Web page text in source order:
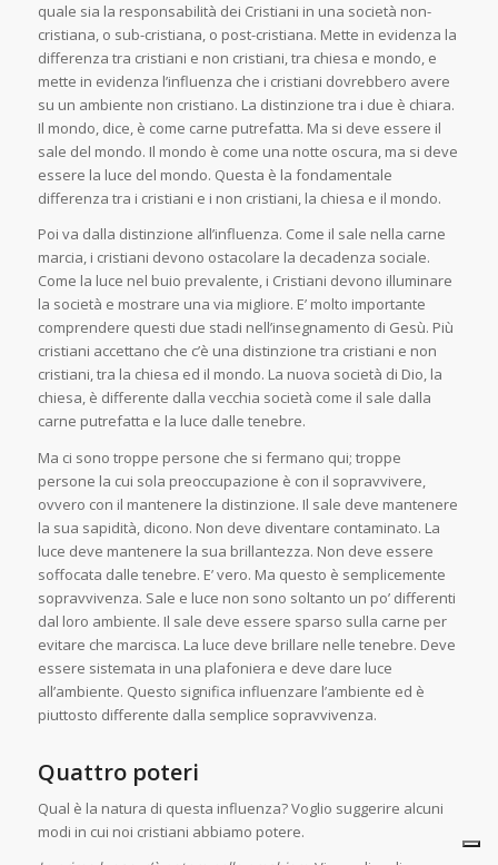
quale sia la responsabilità dei Cristiani in una società non-
cristiana, o sub-cristiana, o post-cristiana. Mette in evidenza la
differenza tra cristiani e non cristiani, tra chiesa e mondo, e
mette in evidenza l’influenza che i cristiani dovrebbero avere
su un ambiente non cristiano. La distinzione tra i due è chiara.
Il mondo, dice, è come carne putrefatta. Ma si deve essere il
sale del mondo. Il mondo è come una notte oscura, ma si deve
essere la luce del mondo. Questa è la fondamentale
differenza tra i cristiani e i non cristiani, la chiesa e il mondo.
Poi va dalla distinzione all’influenza. Come il sale nella carne
marcia, i cristiani devono ostacolare la decadenza sociale.
Come la luce nel buio prevalente, i Cristiani devono illuminare
la società e mostrare una via migliore. E’ molto importante
comprendere questi due stadi nell’insegnamento di Gesù. Più
cristiani accettano che c’è una distinzione tra cristiani e non
cristiani, tra la chiesa ed il mondo. La nuova società di Dio, la
chiesa, è differente dalla vecchia società come il sale dalla
carne putrefatta e la luce dalle tenebre.
Ma ci sono troppe persone che si fermano qui; troppe
persone la cui sola preoccupazione è con il sopravvivere,
ovvero con il mantenere la distinzione. Il sale deve mantenere
la sua sapidità, dicono. Non deve diventare contaminato. La
luce deve mantenere la sua brillantezza. Non deve essere
soffocata dalle tenebre. E’ vero. Ma questo è semplicemente
sopravvivenza. Sale e luce non sono soltanto un po’ differenti
dal loro ambiente. Il sale deve essere sparso sulla carne per
evitare che marcisca. La luce deve brillare nelle tenebre. Deve
essere sistemata in una plafoniera e deve dare luce
all’ambiente. Questo significa influenzare l’ambiente ed è
piuttosto differente dalla semplice sopravvivenza.
Quattro poteri
Qual è la natura di questa influenza? Voglio suggerire alcuni
modi in cui noi cristiani abbiamo potere.